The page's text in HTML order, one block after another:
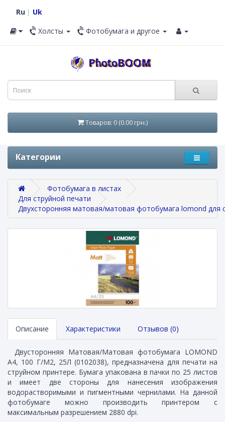
Ru
Uk
Холсты
Фотобумага и другое
Товаров: 0 (0.00 грн.)
Категории
Фотобумага в листах
Для струйной печати
Двухсторонняя матовая/матовая фотобумага lomond для
Описание Характеристики Отзывов (0)
Двусторонняя Матовая/Матовая фотобумага LOMOND
A4, 100 Г/М2, 25Л (0102038), предназначена для печати на
струйном принтере. Бумага упакована в пачки по 25 листов
и имеет две стороны для нанесения изображения
водорастворимыми и пигментными чернилами. На данной
фотобумаге можно производить принтером с
максимальным разрешением 2880 dpi.